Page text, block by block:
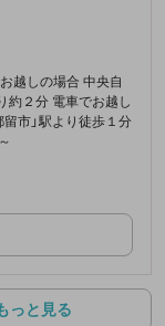
越しの場合 中央自
約２分 電車でお越し
市」駅より徒歩１分
っと見る